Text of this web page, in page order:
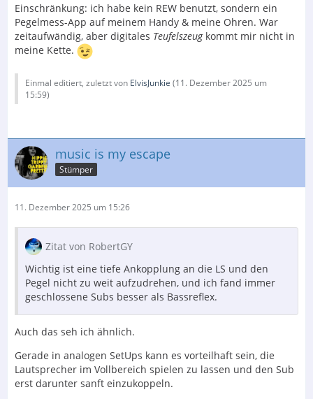
Einschränkung: ich habe kein REW benutzt, sondern ein
Pegelmess-App auf meinem Handy & meine Ohren. War
zeitaufwändig, aber digitales Teufelszeugkommt mir nicht in
meine Kette.
Einmal editiert, zuletzt von ElvisJunkie (11. Dezember 2025 um
15:59)
music is my escape
Stümper
11. Dezember 2025 um 15:26
Zitat von RobertGY
Wichtig ist eine tiefe Ankopplung an die LS und den
Pegel nicht zu weit aufzudrehen, und ich fand immer
geschlossene Subs besser als Bassreflex.
Auch das seh ich ähnlich.
Gerade in analogen SetUps kann es vorteilhaft sein, die
Lautsprecher im Vollbereich spielen zu lassen und den Sub
erst darunter sanft einzukoppeln.